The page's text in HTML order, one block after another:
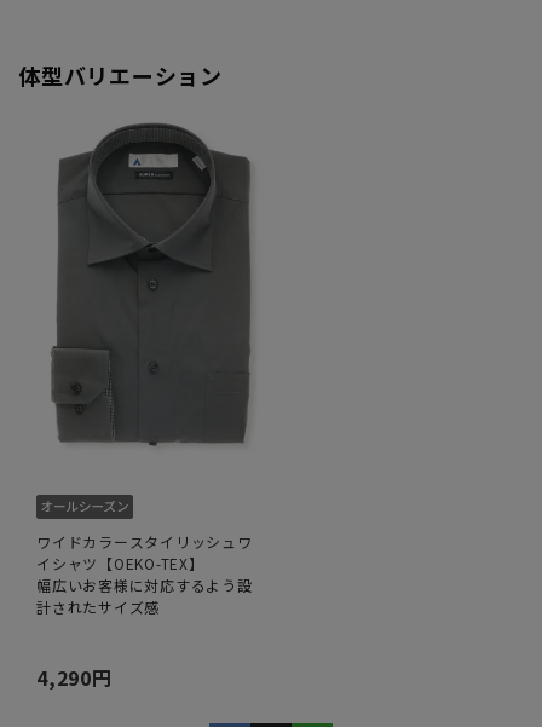
体型バリエーション
ワイドカラースタイリッシュワ
イシャツ【OEKO-TEX】
幅広いお客様に対応するよう設
計されたサイズ感
4,290円